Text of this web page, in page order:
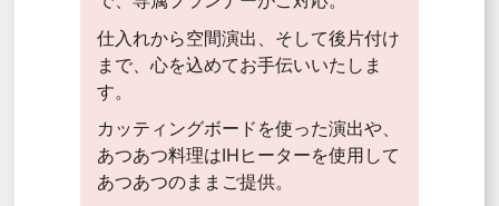
仕入れから空間演出、そして後片付け
まで、心を込めてお手伝いいたしま
す。
カッティングボードを使った演出や、
あつあつ料理はIHヒーターを使用して
あつあつのままご提供。